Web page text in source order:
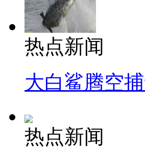
热点新闻
大白鲨腾空
热点新闻